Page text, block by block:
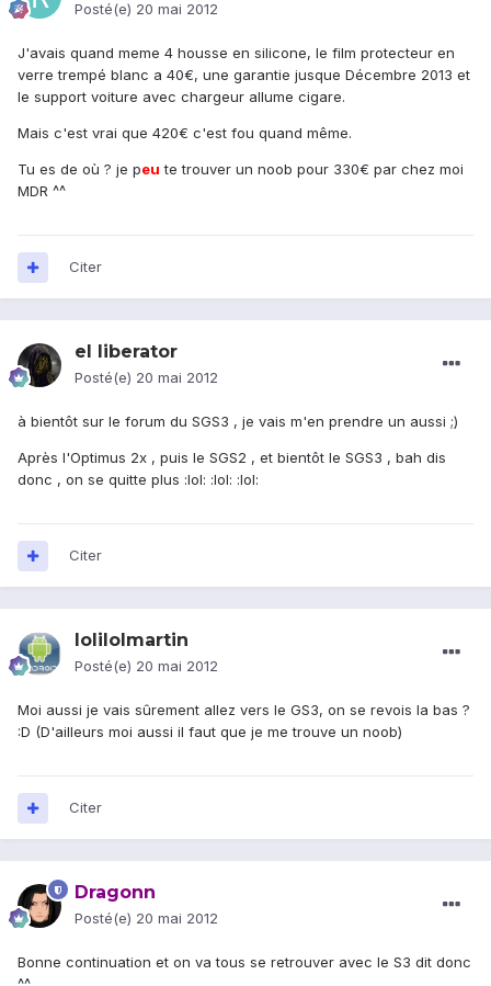
Posté(e) 20 mai 2012
J'avais quand meme 4 housse en silicone, le film protecteur en
verre trempé blanc a 40€, une garantie jusque Décembre 2013 et
le support voiture avec chargeur allume cigare.
Mais c'est vrai que 420€ c'est fou quand même.
Tu es de où ? je peu te trouver un noob pour 330€ par chez moi
MDR ^^
Citer
el liberator
Posté(e) 20 mai 2012
à bientôt sur le forum du SGS3 , je vais m'en prendre un aussi ;)
Après l'Optimus 2x , puis le SGS2 , et bientôt le SGS3 , bah dis
donc , on se quitte plus :lol: :lol: :lol:
Citer
lolilolmartin
Posté(e) 20 mai 2012
Moi aussi je vais sûrement allez vers le GS3, on se revois la bas ?
:D (D'ailleurs moi aussi il faut que je me trouve un noob)
Citer
Dragonn
Posté(e) 20 mai 2012
Bonne continuation et on va tous se retrouver avec le S3 dit donc